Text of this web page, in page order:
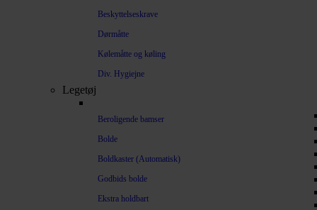
Beskyttelseskrave
Dørmåtte
Kølemåtte og køling
Div. Hygiejne
Legetøj
Beroligende bamser
Bolde
Boldkaster (Automatisk)
Godbids bolde
Ekstra holdbart